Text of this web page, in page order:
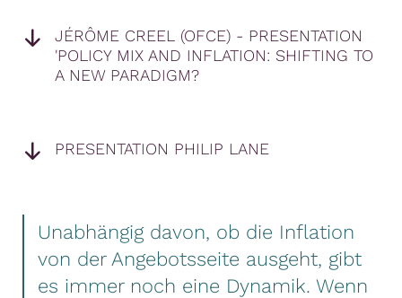
JÉRÔME CREEL (OFCE) - PRESENTATION
'POLICY MIX AND INFLATION: SHIFTING TO
A NEW PARADIGM?
PRESENTATION PHILIP LANE
Unabhängig davon, ob die Inflation
von der Angebotsseite ausgeht, gibt
es immer noch eine Dynamik. Wenn